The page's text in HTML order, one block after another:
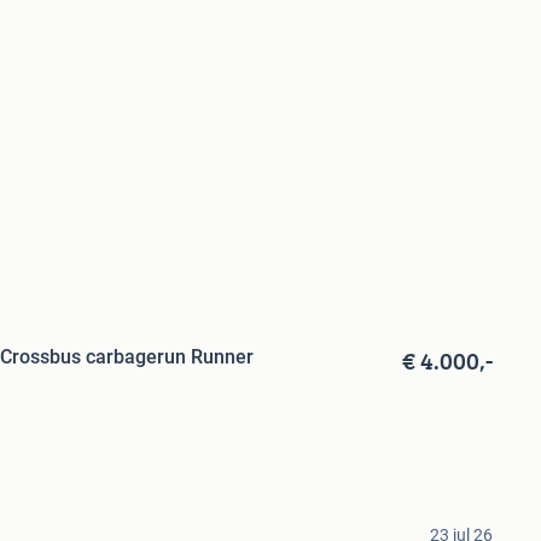
carbagerun Runner € 4.000,-
23 jul 26